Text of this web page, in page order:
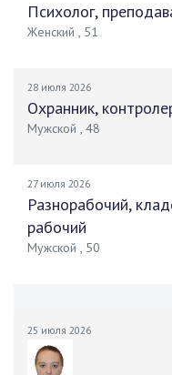
Психолог,
Женский , 51
28 июля 2026
Охранник,
Мужской , 48
27 июля 2026
Разнорабочий,
рабочий
Мужской , 50
25 июля 2026